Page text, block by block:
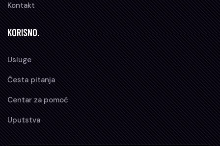
Kontakt
KORISNO.
Usluge
Česta pitanja
Centar za pomoć
Uputstva